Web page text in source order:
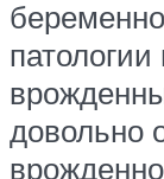
довольно